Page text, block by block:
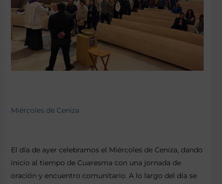
Miércoles de Ceniza
El día de ayer celebramos el Miércoles de Ceniza, dando
inicio al tiempo de Cuaresma con una jornada de
oración y encuentro comunitario. A lo largo del día se